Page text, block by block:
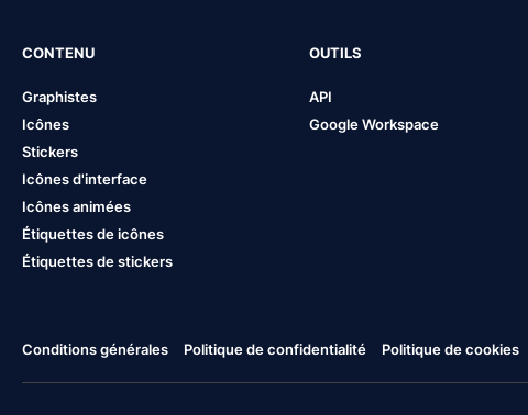
CONTENU
Graphistes
Icônes
Stickers
Icônes d'interface
Icônes animées
Étiquettes de icônes
Étiquettes de stickers
OUTILS
API
Google Workspace
Conditions générales Politique de confidentialité Politique de cookies